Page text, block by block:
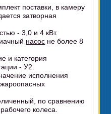
поставки, в камеру
затворная
- 3,0 и 4 кВт.
насос не более 8
и категория
- У2.
исполнения
по сравнению
колеса.